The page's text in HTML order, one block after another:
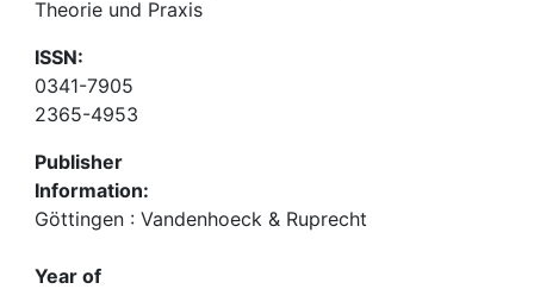
Theorie und Praxis
ISSN:
0341-7905
2365-4953
Publisher
Information:
Göttingen : Vandenhoeck & Ruprecht
Year of